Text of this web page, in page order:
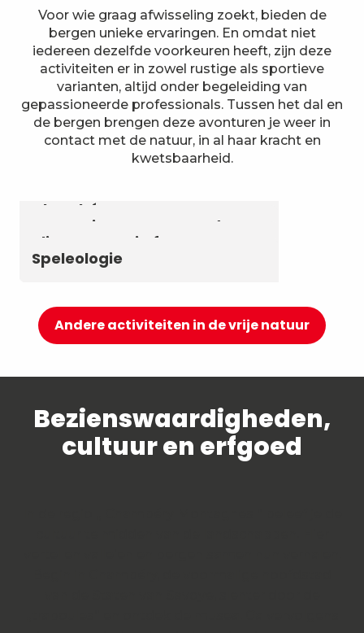
Voor wie graag afwisseling zoekt, bieden de
bergen unieke ervaringen. En omdat niet
iedereen dezelfde voorkeuren heeft, zijn deze
activiteiten er in zowel rustige als sportieve
varianten, altijd onder begeleiding van
gepassioneerde professionals. Tussen het dal en
de bergen brengen deze avonturen je weer in
contact met de natuur, in al haar kracht en
kwetsbaarheid.
Chambéry Montagnes
Canyoning en aquarando
Klimmen en via ferrata
Speleologie
Andere activiteiten in de vrije natuur
Bezienswaardigheden,
cultuur en erfgoed